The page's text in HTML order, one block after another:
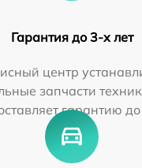
Гарантия до 3-х лет
центр
запчасти
гарантию до